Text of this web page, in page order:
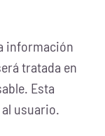
información
tratada en
Esta
usuario.